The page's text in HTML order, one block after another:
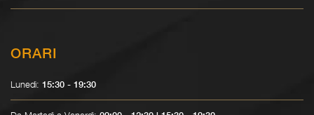
ORARI
Lunedì: 15:30 - 19:30